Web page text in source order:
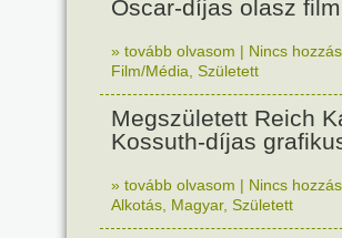
Oscar-díjas olasz
» tovább olvasom | Nincs
Film/Média Született
Megszületett Reich
Kossuth-díjas
» tovább olvasom | Nincs
Alkotás Magyar, Született